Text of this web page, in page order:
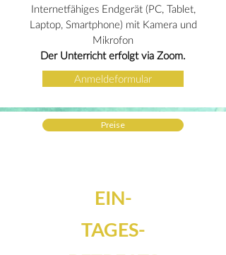
Internetfähiges Endgerät (PC, Tablet,
Laptop, Smartphone) mit Kamera und
Mikrofon
Der Unterricht erfolgt via Zoom.
Anmeldeformular
Preise
EIN-
TAGES-